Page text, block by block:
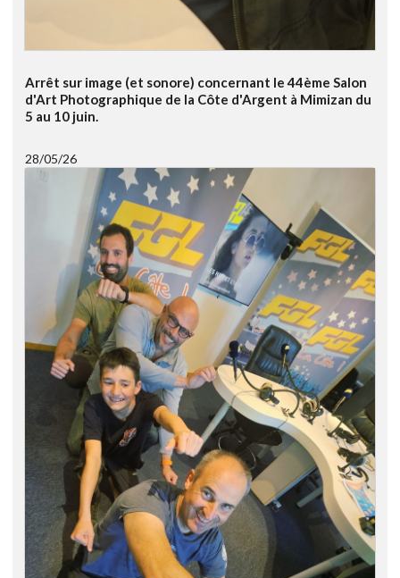
Arrêt sur image (et sonore) concernant le 44ème Salon
d'Art Photographique de la Côte d'Argent à Mimizan du
5 au 10 juin.
28/05/26